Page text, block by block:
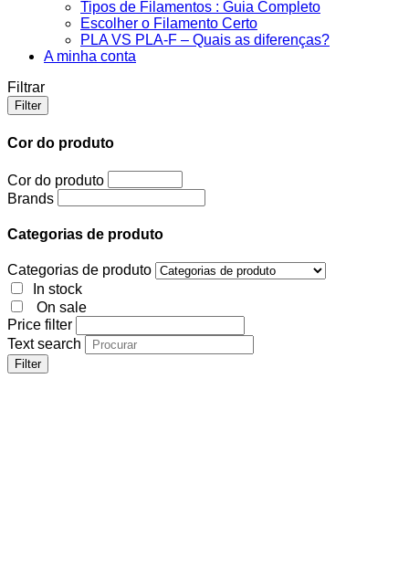
Tipos de Filamentos : Guia Completo
Escolher o Filamento Certo
PLA VS PLA-F – Quais as diferenças?
A minha conta
Filtrar
Filter
Cor do produto
Cor do produto
Brands
Categorias de produto
Categorias de produto
In stock
On sale
Price filter
Text search
Filter